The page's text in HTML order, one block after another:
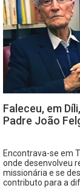
Faleceu, em
Padre João
Encontrava-se em
onde desenvolveu
missionária e se
contributo para a